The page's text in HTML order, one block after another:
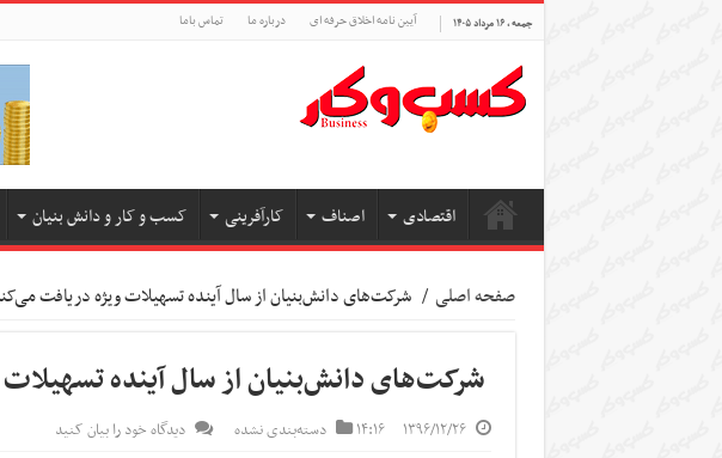
جمعه , ۱۶ مرداد ۱۴۰۵ آیین نامه اخلاق حرفه ای درباره ما تماس باما
اقتصادی اصناف کارآفرینی کسب و کار و دانش بنیان
صفحه اصلی / شرکت‌های دانش‌بنیان از سال آینده تسهیلات ویژه دریافت
شرکت‌های دانش‌بنیان از سال آینده
۱۳۹۶/۱۲/۲۶ ۱۴:۱۶ دسته‌بندی نشده دیدگاه خود را بیان کنید